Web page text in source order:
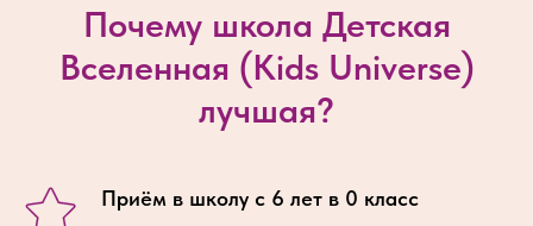
Почему школа Детская
Вселенная (Kids Universe)
лучшая?
Приём в школу с 6 лет в 0 класс